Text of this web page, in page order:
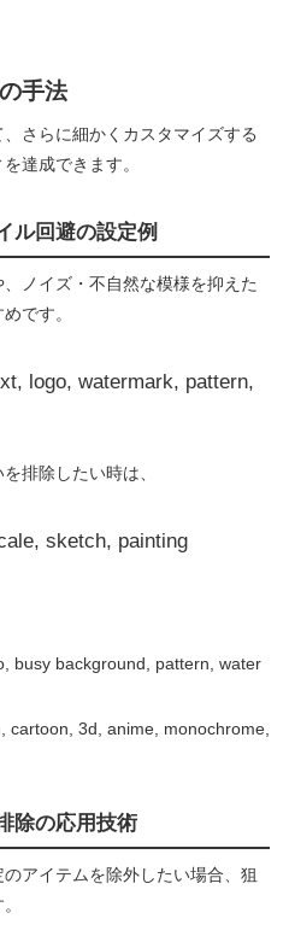
手法
さらに細かくカスタマイズする
達成できます。
ル回避の設定例
ノイズ・不自然な模様を抑えた
です。
logo, watermark, pattern,
排除したい時は、
sketch, painting
busy background, pattern, water
cartoon, 3d, anime, monochrome,
除の応用技術
アイテムを除外したい場合、狙